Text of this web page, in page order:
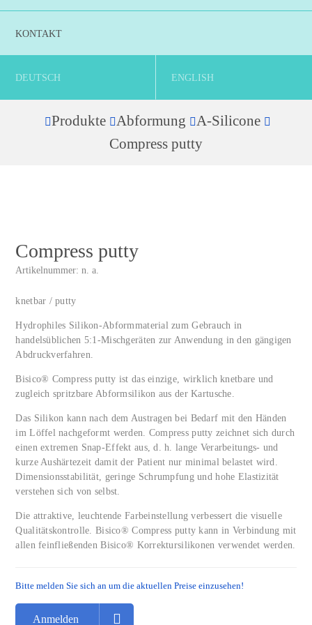
KONTAKT
DEUTSCH ENGLISH
Produkte Abformung
A-Silicone
Compress putty
Compress putty
Artikelnummer:n. a.
knetbar / putty
Hydrophiles Silikon-Abformmaterial zum Gebrauch in
handelsüblichen 5:1-Mischgeräten zur Anwendung in den gängigen
Abdruckverfahren.
Bisico® Compress putty ist das einzige, wirklich knetbare und
zugleich spritzbare Abformsilikon aus der Kartusche.
Das Silikon kann nach dem Austragen bei Bedarf mit den Händen
im Löffel nachgeformt werden. Compress putty zeichnet sich durch
einen extremen Snap-Effekt aus, d. h. lange Verarbeitungs- und
kurze Aushärtezeit damit der Patient nur minimal belastet wird.
Dimensionsstabilität, geringe Schrumpfung und hohe Elastizität
verstehen sich von selbst.
Die attraktive, leuchtende Farbeinstellung verbessert die visuelle
Qualitätskontrolle. Bisico® Compress putty kann in Verbindung mit
allen feinfließenden Bisico® Korrektursilikonen verwendet werden.
Bitte melden Sie sich an um die aktuellen Preise einzusehen!
Anmelden